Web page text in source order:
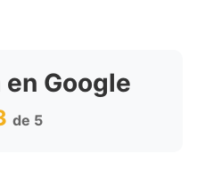
Google
de 5